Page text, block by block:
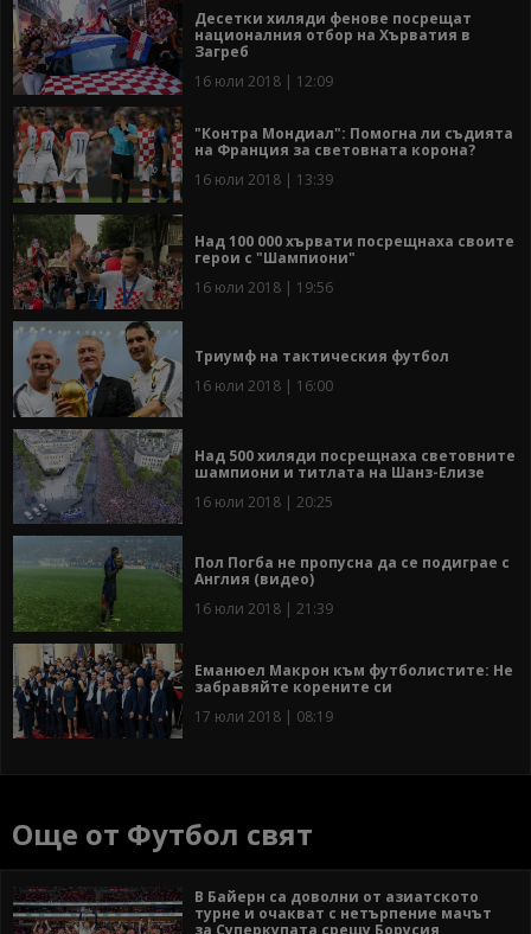
Десетки хиляди фенове посрещат
националния отбор на Хърватия в
Загреб
16 юли 2018 | 12:09
"Контра Мондиал": Помогна ли съдията
на Франция за световната корона?
16 юли 2018 | 13:39
Над 100 000 хървати посрещнаха своите
герои с "Шампиони"
16 юли 2018 | 19:56
Триумф на тактическия футбол
16 юли 2018 | 16:00
Над 500 хиляди посрещнаха световните
шампиони и титлата на Шанз-Елизе
16 юли 2018 | 20:25
Пол Погба не пропусна да се подиграе с
Англия (видео)
16 юли 2018 | 21:39
Еманюел Макрон към футболистите: Не
забравяйте корените си
17 юли 2018 | 08:19
Още от Футбол свят
В Байерн са доволни от азиатското
турне и очакват с нетърпение мачът